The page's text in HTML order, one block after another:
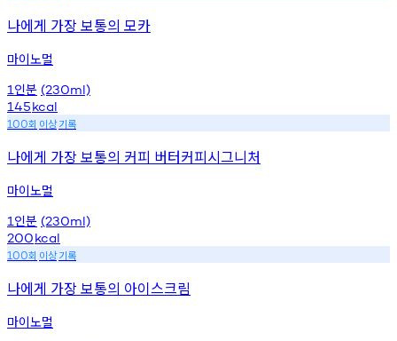
나에게 가장 보통의 모카
마이노멀
1 인분 (230ml)
145kcal
100회 이상기록
나에게 가장 보통의 커피 버터커피시그니처
마이노멀
1 인분 (230ml)
200kcal
100회 이상기록
나에게 가장 보통의 아이스크림
마이노멀